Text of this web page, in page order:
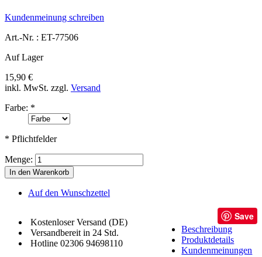
Kundenmeinung schreiben
Art.-Nr. : ET-77506
Auf Lager
15,90 €
inkl. MwSt. zzgl. Versand
Farbe: *
* Pflichtfelder
Menge:
In den Warenkorb
Auf den Wunschzettel
Kostenloser Versand (DE)
Versandbereit in 24 Std.
Hotline 02306 94698110
Save
Beschreibung
Produktdetails
Kundenmeinungen